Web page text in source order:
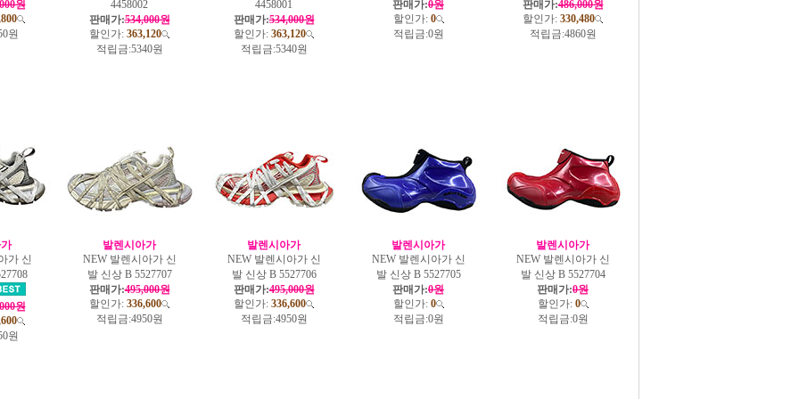
원
원
4458002
판매가:534,000원
할인가: 363,120
적립금:5340원
4458001
판매가:534,000원
할인가: 363,120
적립금:5340원
판매가:0원
할인가: 0
적립금:0원
판매가:486,000원
할인가: 330,480
적립금:4860원
가 신
원
원
발렌시아가
NEW 발렌시아가 신
발 신상 B 5527707
판매가:495,000원
할인가: 336,600
적립금:4950원
발렌시아가
NEW 발렌시아가 신
발 신상 B 5527706
판매가:495,000원
할인가: 336,600
적립금:4950원
발렌시아가
NEW 발렌시아가 신
발 신상 B 5527705
판매가:0원
할인가: 0
적립금:0원
발렌시아가
NEW 발렌시아가 신
발 신상 B 5527704
판매가:0원
할인가: 0
적립금:0원